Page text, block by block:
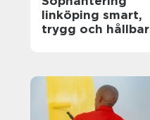
linköping smart,
trygg och hållbar